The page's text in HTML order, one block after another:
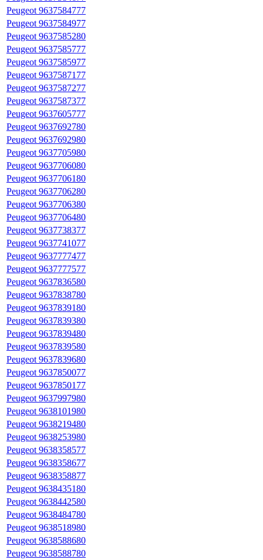
Peugeot 9637584777
Peugeot 9637584977
Peugeot 9637585280
Peugeot 9637585777
Peugeot 9637585977
Peugeot 9637587177
Peugeot 9637587277
Peugeot 9637587377
Peugeot 9637605777
Peugeot 9637692780
Peugeot 9637692980
Peugeot 9637705980
Peugeot 9637706080
Peugeot 9637706180
Peugeot 9637706280
Peugeot 9637706380
Peugeot 9637706480
Peugeot 9637738377
Peugeot 9637741077
Peugeot 9637777477
Peugeot 9637777577
Peugeot 9637836580
Peugeot 9637838780
Peugeot 9637839180
Peugeot 9637839380
Peugeot 9637839480
Peugeot 9637839580
Peugeot 9637839680
Peugeot 9637850077
Peugeot 9637850177
Peugeot 9637997980
Peugeot 9638101980
Peugeot 9638219480
Peugeot 9638253980
Peugeot 9638358577
Peugeot 9638358677
Peugeot 9638358877
Peugeot 9638435180
Peugeot 9638442580
Peugeot 9638484780
Peugeot 9638518980
Peugeot 9638588680
Peugeot 9638588780